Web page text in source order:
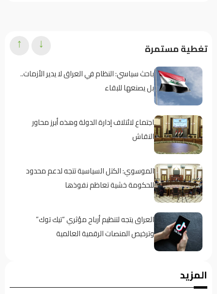
تغطية مستمرة
باحث سياسي: النظام في العراق لا يدير الأزمات..
بل يصنعها للبقاء
اجتماع لائتلاف إدارة الدولة وهذه أبرز محاور
النقاش
الموسوي: الكتل السياسية تتجه لدعم محدود
للحكومة خشية تعاظم نفوذها
العراق يتجه لتنظيم أرباح مؤثري “تيك توك”
وترخيص المنصات الرقمية العالمية
↓
↑
المزيد